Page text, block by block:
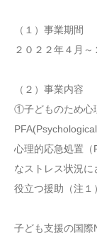
（１）事業期間
２０２２年４月～
（２）事業内容
①子どものため心
心理的応急処置（
なストレス状況
役立つ援助（注１
子ども支援の国際